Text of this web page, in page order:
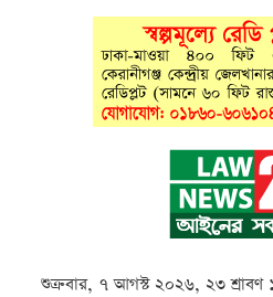
শুক্রবার, ৭ আগস্ট ২০২৬, ২৩ শ্রাবণ